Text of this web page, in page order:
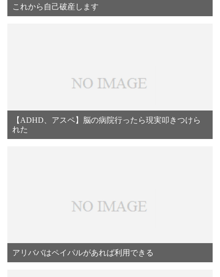
これから自己破産します
【ADHD、アスペ】脳の病院行ったら現実叩きつけら
れた
アリババはペイパルがあれば利用できる